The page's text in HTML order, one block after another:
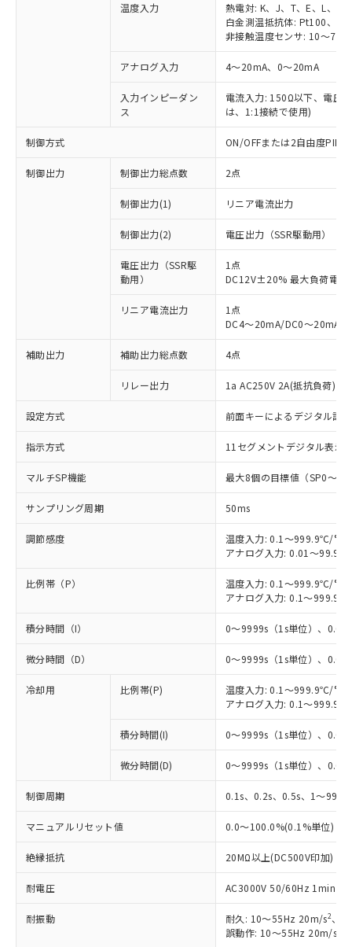
温度入力
熱電対: K、J、T、E、L、U
白金測温抵抗体: Pt100、
非接触温度センサ: 10～
アナログ入力 4～20mA、0～20mA
入力インピーダン
ス
電流入力: 150Ω以下、電圧
は、1:1接続で使用)
制御方式 ON/OFFまたは2自由度PID
制御出力 制御出力総点数 2点
制御出力(1) リニア電流出力
制御出力(2) 電圧出力（SSR駆動用）
電圧出力（SSR駆
動用）
1点
DC12V±20% 最大負荷電流
リニア電流出力
1点
DC4～20mA/DC0～20mA
補助出力 補助出力総点数 4点
リレー出力 1a AC250V 2A(抵抗負荷)
設定方式 前面キーによるデジタル設定
指示方式 11セグメントデジタル表示
マルチSP機能 最大8個の目標値（SP0～
サンプリング周期 50ms
調節感度
温度入力: 0.1～999.9℃/°F
アナログ入力: 0.01～
比例帯（P）
温度入力: 0.1～999.9℃/°F
アナログ入力: 0.1～
積分時間（I） 0～9999s（1s単位）、0.0
微分時間（D） 0～9999s（1s単位）、0.0
冷却用 比例帯(P)
温度入力: 0.1～999.9℃/°F
アナログ入力: 0.1～
積分時間(I) 0～9999s（1s単位）、0.0
微分時間(D) 0～9999s（1s単位）、0.0
制御周期 0.1s、0.2s、0.5s、1～99s
マニュアルリセット値 0.0～100.0%(0.1%単位)
絶縁抵抗 20MΩ以上(DC500V印加)
耐電圧 AC3000V 50/60Hz 1min (
耐振動 耐久: 10～55Hz 20m/s2、3
誤動作: 10～55Hz 20m/s
ご利用条件
以下の条件をお読みいただき、同意のうえ
本サービスは、当社制御機器事業取扱
※1 対応状況
対応済み：EU RoHS指令（10物質）の
す。
対応予定：EU RoHS指令（10物質）の非含
有に対応した製品に切り替える予定のある
商品です。
対応予定なし：EU RoHS指令（10物質）の
非含有に非対応の商品で、対応品を出す予
調査・確認中：EU RoHS指令（10物質）の
非含有の対応状況を調査中または確認中の